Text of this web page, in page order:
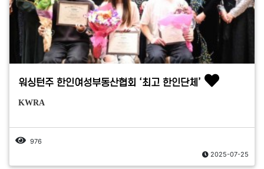
워싱턴주 한인여성부동산협회 ‘최고 한인단체’
KWRA
976
2025-07-25